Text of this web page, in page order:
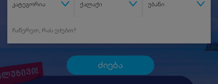
კატეგორია ქალაქი უბანი
ძიება